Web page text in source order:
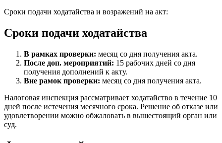
Сроки подачи ходатайства и возражений на акт:
Сроки подачи ходатайства
В рамках проверки: месяц со дня получения акта.
После доп. мероприятий: 15 рабочих дней со дня
получения дополнений к акту.
Вне рамок проверки: месяц со дня получения акта.
Налоговая инспекция рассматривает ходатайство в течение 10
дней после истечения месячного срока. Решение об отказе или
удовлетворении можно обжаловать в вышестоящий орган или
суд.